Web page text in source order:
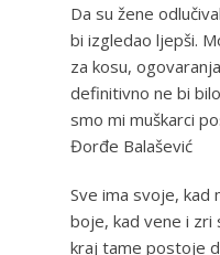
Da su žene
bi izgledao ljepši.
za kosu,
definitivno ne bi
smo mi muškarci
Đorđe Balašević
Sve ima svoje, kad
boje, kad vene i zri
kraj tame postoje